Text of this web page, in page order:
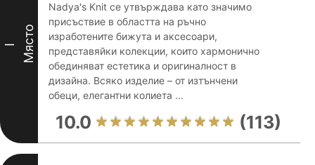
I Място
Nadya's Knit се утвърждава като значимо
присъствие в областта на ръчно
изработените бижута и аксесоари,
представяйки колекции, които хармонично
обединяват естетика и оригиналност в
дизайна. Всяко изделие – от изтънчени
обеци, елегантни колиета ...
10.0 (113)